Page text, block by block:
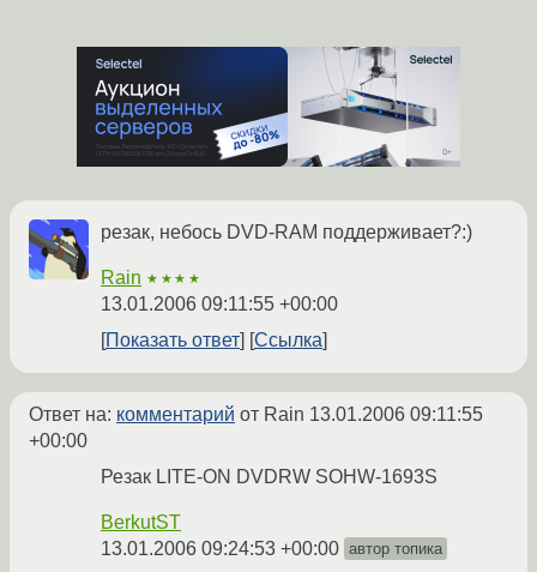
резак, небось DVD-RAM поддерживает?:)
Rain ★★★★
13.01.2006 09:11:55 +00:00
Показать ответ
Ссылка
Ответ на: комментарий от Rain 13.01.2006 09:11:55
+00:00
Резак LITE-ON DVDRW SOHW-1693S
BerkutST
13.01.2006 09:24:53 +00:00 автор топика